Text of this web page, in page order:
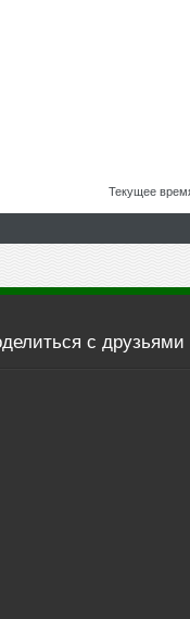
Текущее
с друзьями